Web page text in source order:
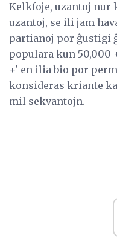
Kelkfoje, uzantoj nur
uzantoj, se ili jam
partianoj por ĝustigi
populara kun 50,000
+' en ilia bio por
konsideras kriante
mil sekvantojn.